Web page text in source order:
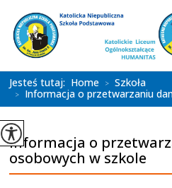
Jesteś tutaj: Home > Szkoła
> Informacja o przetwarzaniu
Informacja o
osobowych w szkole